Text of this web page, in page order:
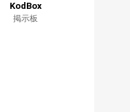
KodBox
掲示板